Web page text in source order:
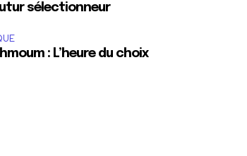
sélectionneur
: L’heure du choix